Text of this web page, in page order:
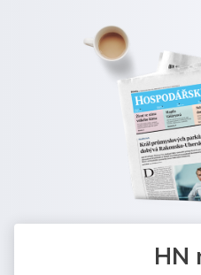
HN